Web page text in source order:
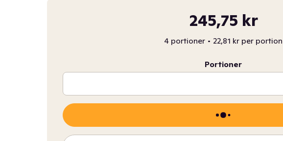
245,75 kr
4 portioner • 22,81 kr per portion
Portioner